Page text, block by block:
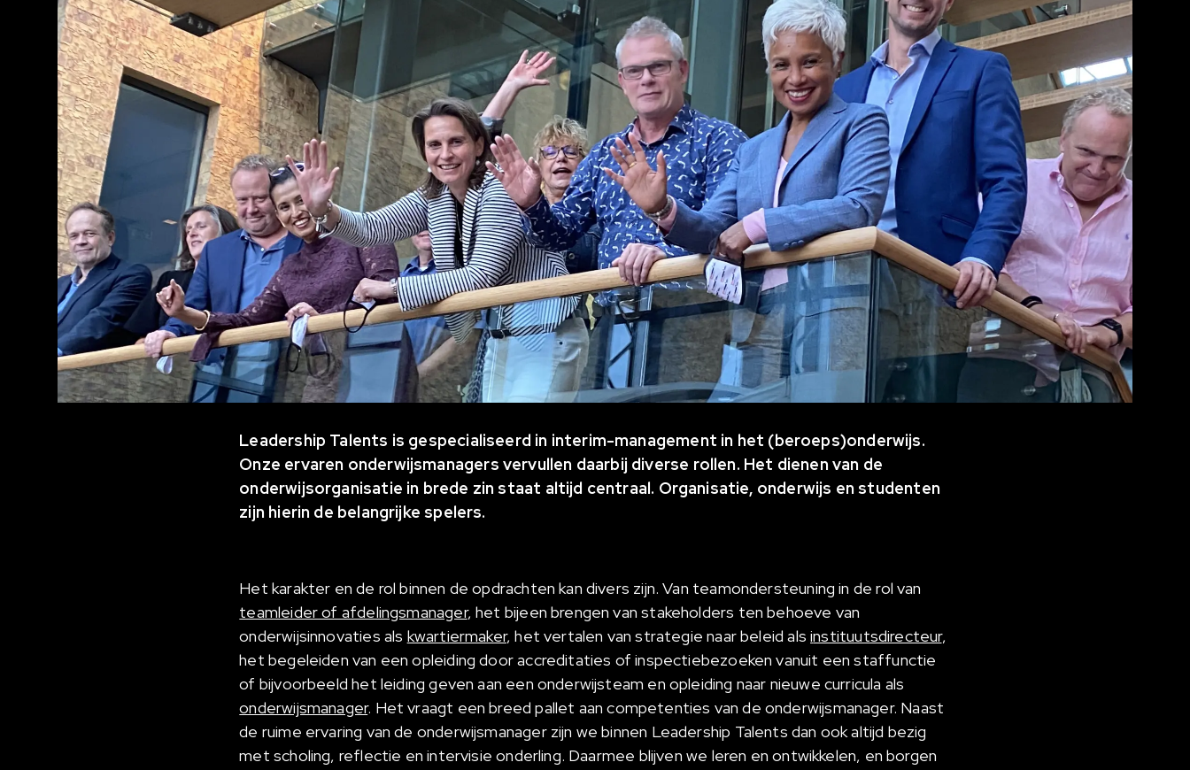
Leadership Talents is gespecialiseerd in interim-management in het (beroeps)onderwijs.
Onze ervaren onderwijsmanagers vervullen daarbij diverse rollen. Het dienen van de
onderwijsorganisatie in brede zin staat altijd centraal. Organisatie, onderwijs en studenten
zijn hierin de belangrijke spelers.
Het karakter en de rol binnen de opdrachten kan divers zijn. Van teamondersteuning in de rol van
teamleider of afdelingsmanager, het bijeen brengen van stakeholders ten behoeve van
onderwijsinnovaties als kwartiermaker, het vertalen van strategie naar beleid alsinstituutsdirecteur,
het begeleiden van een opleiding door accreditaties of inspectiebezoeken vanuit een staffunctie
of bijvoorbeeld het leiding geven aan een onderwijsteam en opleiding naar nieuwe curricula als
onderwijsmanager. Het vraagt een breed pallet aan competenties van de onderwijsmanager. Naast
de ruime ervaring van de onderwijsmanager zijn we binnen Leadership Talents dan ook altijd bezig
met scholing, reflectie en intervisie onderling. Daarmee blijven we leren en ontwikkelen, en borgen